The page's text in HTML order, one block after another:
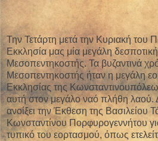
Την Τετάρτη μετά την Κυριακή του
Εκκλησία μας μία μεγάλη
Μεσοπεντηκοστής. Τα βυζαντινά
Μεσοπεντηκοστής ήταν η μεγάλη
Εκκλησίας της
αυτή στον μεγάλο ναό πλήθη λαού.
ανοίξει την Έκθεση της Βασιλείου
Κωνσταντίνου Πορφυρογεννήτου
τυπικό του εορτασμού, όπως